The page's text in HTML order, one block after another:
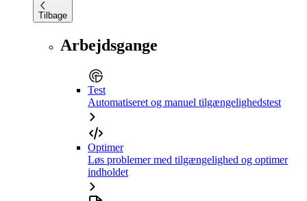
Tilbage
Arbejdsgange
Test
Automatiseret og manuel tilgængelighedstest
Optimer
Løs problemer med tilgængelighed og optimer
indholdet